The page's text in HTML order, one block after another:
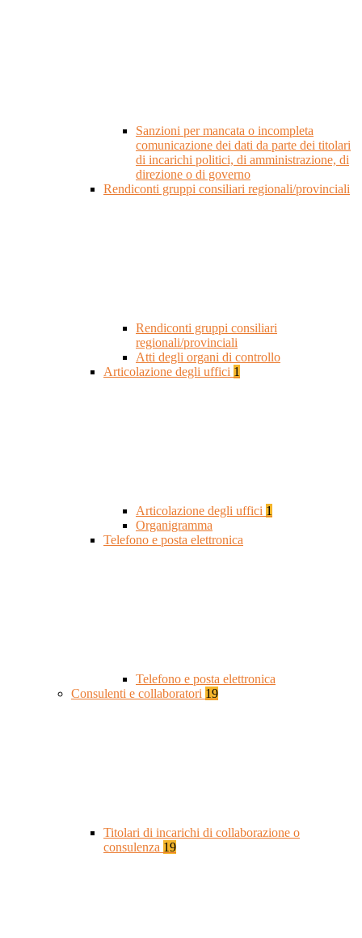
Sanzioni per mancata o incompleta
comunicazione dei dati da parte dei titolari
di incarichi politici, di amministrazione, di
direzione o di governo
Rendiconti gruppi consiliari regionali/provinciali
Rendiconti gruppi consiliari
regionali/provinciali
Atti degli organi di controllo
Articolazione degli uffici 1
Articolazione degli uffici 1
Organigramma
Telefono e posta elettronica
Telefono e posta elettronica
Consulenti e collaboratori 19
Titolari di incarichi di collaborazione o
consulenza 19